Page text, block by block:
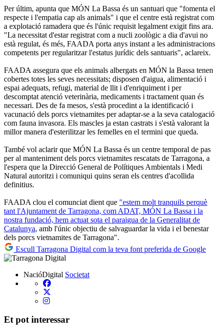
Per últim, apunta que MÓN La Bassa és un santuari que "fomenta el
respecte i l'empatia cap als animals" i que el centre està registrat com
a explotació ramadera que és l'únic requisit legalment exigit fins ara.
"La necessitat d'estar registrat com a nucli zoològic a dia d'avui no
està regulat, és més, FAADA porta anys instant a les administracions
competents per regularitzar l'estatus jurídic dels santuaris", aclareix.
FAADA assegura que els animals albergats en MÓN la Bassa tenen
cobertes totes les seves necessitats; disposen d'aigua, alimentació i
espai adequats, refugi, material de llit i d'enriquiment i per
descomptat atenció veterinària, medicaments i tractament quan és
necessari. Des de fa mesos, s'està procedint a la identificació i
vacunació dels porcs vietnamites per adaptar-se a la seva catalogació
com fauna invasora. Els mascles ja estan castrats i s'està valorant la
millor manera d'esterilitzar les femelles en el termini que queda.
També vol aclarir que MÓN La Bassa és un centre temporal de pas
per al manteniment dels porcs vietnamites rescatats de Tarragona, a
l'espera que la Direcció General de Polítiques Ambientals i Medi
Natural autoritzi i comuniqui quins seran els centres d'acollida
definitius.
FAADA clou el comunciat dient que "estem molt tranquils perquè
tant l'Ajuntament de Tarragona, com ADAT, MÓN La Bassa i la
nostra fundació, hem actuat sota el paraigua de la Generalitat de
Catalunya, amb l'únic objectiu de salvaguardar la vida i el benestar
dels porcs vietnamites de Tarragona".
Escull Tarragona Digital com la teva font preferida de Google
NacióDigital Societat
Et pot interessar